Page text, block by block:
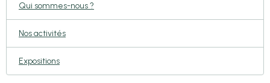
Qui sommes-nous ?
Nos activités
Expositions